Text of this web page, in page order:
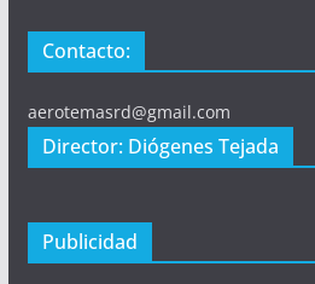
Contacto:
aerotemasrd@gmail.com
Director: Diógenes Tejada
Publicidad